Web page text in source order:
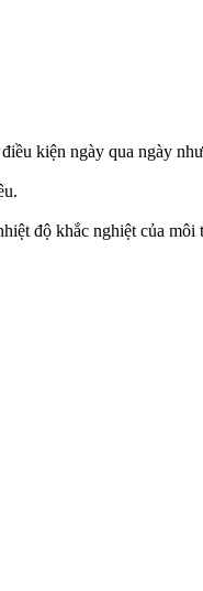
kiện ngày qua ngày
độ khắc nghiệt của môi